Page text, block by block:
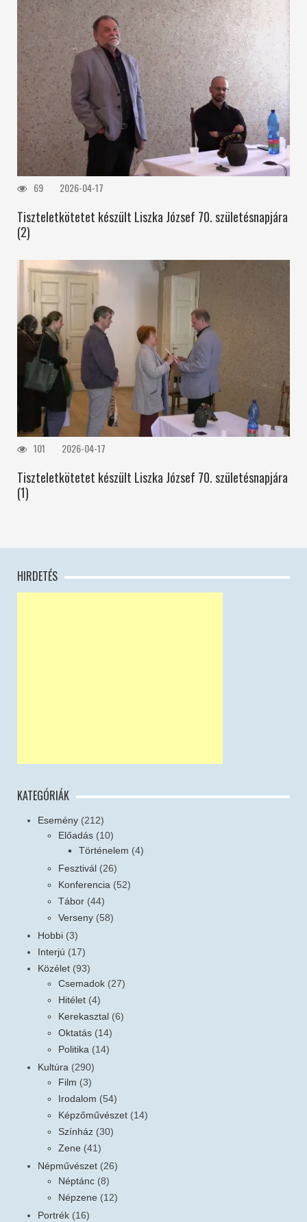
69 2026-04-17
Tiszteletkötetet készült Liszka József 70. születésnapjára
(2)
101 2026-04-17
Tiszteletkötetet készült Liszka József 70. születésnapjára
(1)
HIRDETÉS
KATEGÓRIÁK
Esemény (212)
Előadás (10)
Történelem (4)
Fesztivál (26)
Konferencia (52)
Tábor (44)
Verseny (58)
Hobbi (3)
Interjú (17)
Közélet (93)
Csemadok (27)
Hitélet (4)
Kerekasztal (6)
Oktatás (14)
Politika (14)
Kultúra (290)
Film (3)
Irodalom (54)
Képzőművészet (14)
Színház (30)
Zene (41)
Népművészet (26)
Néptánc (8)
Népzene (12)
Portrék (16)